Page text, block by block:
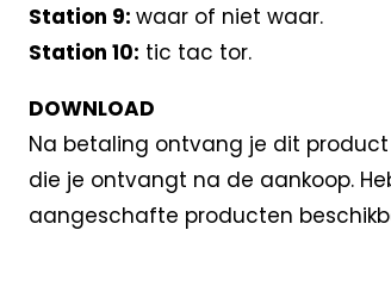
Station 9: waar of niet waar.
Station 10: tic tac tor.
DOWNLOAD
Na betaling ontvang je dit
die je ontvangt na de aankoop.
aangeschafte producten